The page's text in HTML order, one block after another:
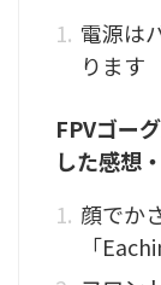
電源は
ります
FPVゴー
した感想
顔でか
「